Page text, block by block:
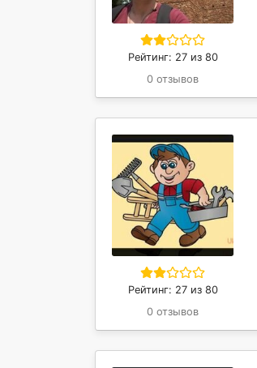
Рейтинг: 27 из 80
0 отзывов
Рейтинг: 27 из 80
0 отзывов